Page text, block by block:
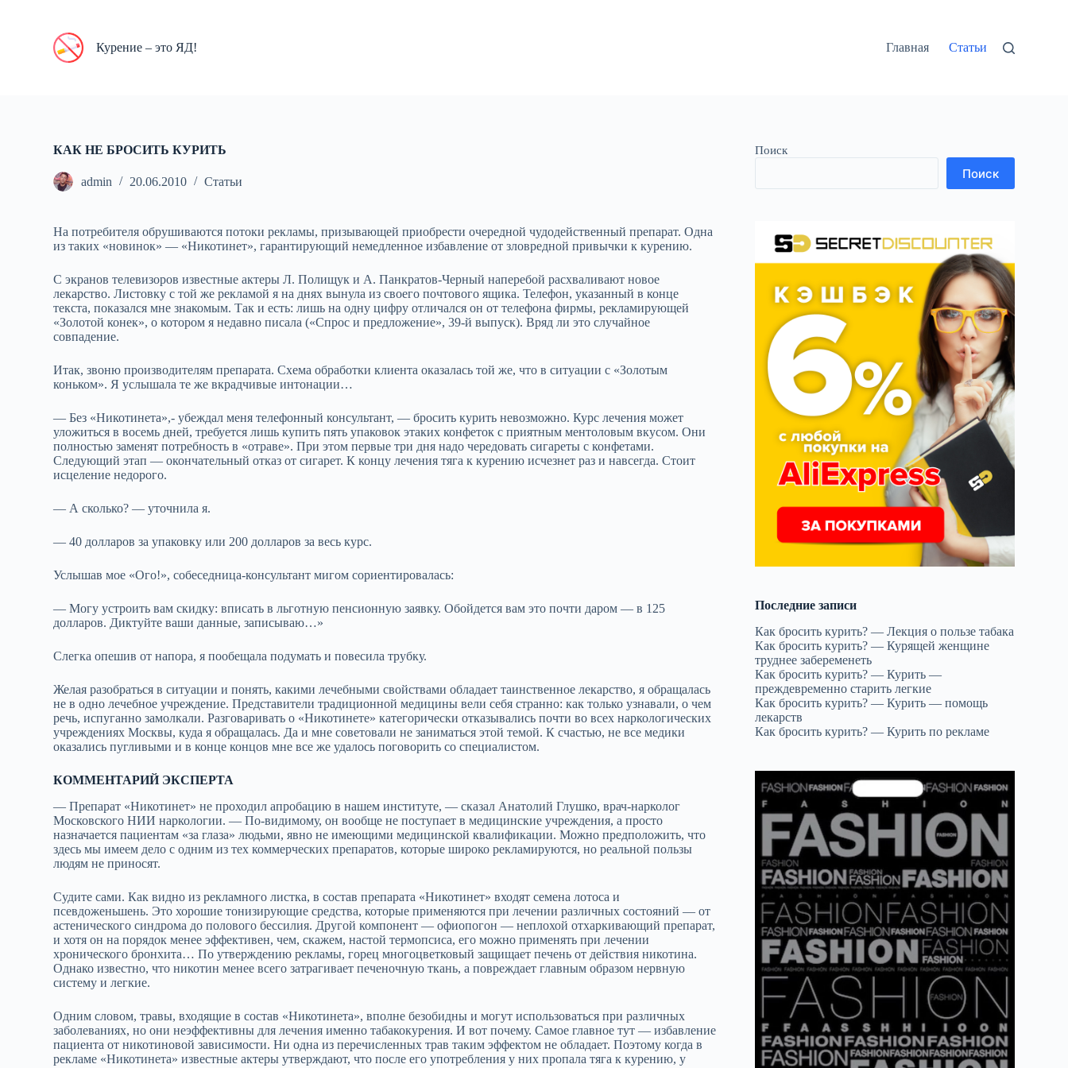
Курение – это ЯД! Главная Статьи
КАК НЕ БРОСИТЬ КУРИТЬ
admin 20.06.2010 Статьи
На потребителя обрушиваются потоки рекламы, призывающей приобрести очередной чудодейственный препарат. Одна
из таких «новинок» — «Никотинет», гарантирующий немедленное избавление от зловредной привычки к курению.
С экранов телевизоров известные актеры Л. Полищук и А. Панкратов-Черный наперебой расхваливают новое
лекарство. Листовку с той же рекламой я на днях вынула из своего почтового ящика. Телефон, указанный в конце
текста, показался мне знакомым. Так и есть: лишь на одну цифру отличался он от телефона фирмы, рекламирующей
«Золотой конек», о котором я недавно писала («Спрос и предложение», 39-й выпуск). Вряд ли это случайное
совпадение.
Итак, звоню производителям препарата. Схема обработки клиента оказалась той же, что в ситуации с «Золотым
коньком». Я услышала те же вкрадчивые интонации…
— Без «Никотинета»,- убеждал меня телефонный консультант, — бросить курить невозможно. Курс лечения может
уложиться в восемь дней, требуется лишь купить пять упаковок этаких конфеток с приятным ментоловым вкусом. Они
полностью заменят потребность в «отраве». При этом первые три дня надо чередовать сигареты с конфетами.
Следующий этап — окончательный отказ от сигарет. К концу лечения тяга к курению исчезнет раз и навсегда. Стоит
исцеление недорого.
— А сколько? — уточнила я.
— 40 долларов за упаковку или 200 долларов за весь курс.
Услышав мое «Ого!», собеседница-консультант мигом сориентировалась:
— Могу устроить вам скидку: вписать в льготную пенсионную заявку. Обойдется вам это почти даром — в 125
долларов. Диктуйте ваши данные, записываю…»
Слегка опешив от напора, я пообещала подумать и повесила трубку.
Желая разобраться в ситуации и понять, какими лечебными свойствами обладает таинственное лекарство, я обращалась
не в одно лечебное учреждение. Представители традиционной медицины вели себя странно: как только узнавали, о чем
речь, испуганно замолкали. Разговаривать о «Никотинете» категорически отказывались почти во всех наркологических
учреждениях Москвы, куда я обращалась. Да и мне советовали не заниматься этой темой. К счастью, не все медики
оказались пугливыми и в конце концов мне все же удалось поговорить со специалистом.
КОММЕНТАРИЙ ЭКСПЕРТА
— Препарат «Никотинет» не проходил апробацию в нашем институте, — сказал Анатолий Глушко, врач-нарколог
Московского НИИ наркологии. — По-видимому, он вообще не поступает в медицинские учреждения, а просто
назначается пациентам «за глаза» людьми, явно не имеющими медицинской квалификации. Можно предположить, что
здесь мы имеем дело с одним из тех коммерческих препаратов, которые широко рекламируются, но реальной пользы
людям не приносят.
Судите сами. Как видно из рекламного листка, в состав препарата «Никотинет» входят семена лотоса и
псевдоженьшень. Это хорошие тонизирующие средства, которые применяются при лечении различных состояний — от
астенического синдрома до полового бессилия. Другой компонент — офиопогон — неплохой отхаркивающий препарат,
и хотя он на порядок менее эффективен, чем, скажем, настой термопсиса, его можно применять при лечении
хронического бронхита… По утверждению рекламы, горец многоцветковый защищает печень от действия никотина.
Однако известно, что никотин менее всего затрагивает печеночную ткань, а повреждает главным образом нервную
систему и легкие.
Одним словом, травы, входящие в состав «Никотинета», вполне безобидны и могут использоваться при различных
заболеваниях, но они неэффективны для лечения именно табакокурения. И вот почему. Самое главное тут — избавление
пациента от никотиновой зависимости. Ни одна из перечисленных трав таким эффектом не обладает. Поэтому когда в
рекламе «Никотинета» известные актеры утверждают, что после его употребления у них пропала тяга к курению, у
Поиск
Поиск
Последние записи
Как бросить курить? — Лекция о пользе табака
Как бросить курить? — Курящей женщине
труднее забеременеть
Как бросить курить? — Курить —
преждевременно старить легкие
Как бросить курить? — Курить — помощь
лекарств
Как бросить курить? — Курить по рекламе